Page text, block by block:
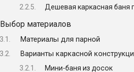
Дешевая каркасная баня
Выбор материалов
Материалы для парной
Варианты каркасной
Мини-баня из досок